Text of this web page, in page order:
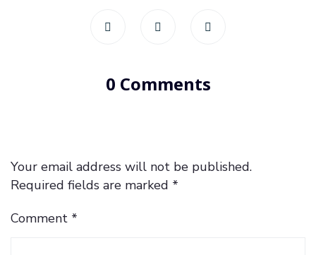
0 Comments
Your email address will not be published.
Required fields are marked *
Comment *